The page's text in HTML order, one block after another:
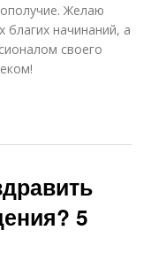
Желаю
благих начинаний, а
своего
5